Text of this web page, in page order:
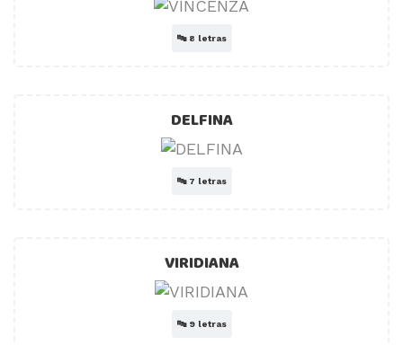
🔤 8 letras
DELFINA
🔤 7 letras
VIRIDIANA
🔤 9 letras